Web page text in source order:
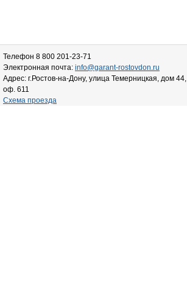
Телефон 8 800 201-23-71
Электронная почта: info@garant-rostovdon.ru
Адрес: г.Ростов-на-Дону, улица Темерницкая, дом 44,
оф. 611
Схема проезда